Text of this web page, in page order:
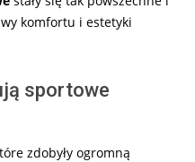
komfortu i estetyki
sportowe
zdobyły ogromną